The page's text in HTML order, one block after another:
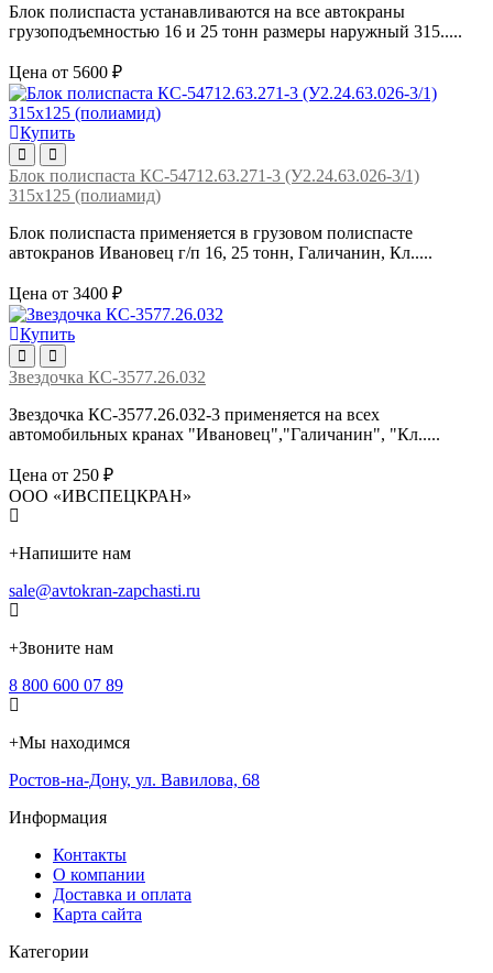
Блок полиспаста устанавливаются на все автокраны
грузоподъемностью 16 и 25 тонн размеры наружный 315.....
Цена от 5600 ₽
Купить
Блок полиспаста КС-54712.63.271-3 (У2.24.63.026-3/1)
315х125 (полиамид)
Блок полиспаста применяется в грузовом полиспасте
автокранов Ивановец г/п 16, 25 тонн, Галичанин, Кл.....
Цена от 3400 ₽
Купить
Звездочка КС-3577.26.032
Звездочка КС-3577.26.032-3 применяется на всех
автомобильных кранах "Ивановец","Галичанин", "Кл.....
Цена от 250 ₽
ООО «ИВСПЕЦКРАН»
+Напишите нам
sale@avtokran-zapchasti.ru
+Звоните нам
8 800 600 07 89
+Мы находимся
Ростов-на-Дону, ул. Вавилова, 68
Информация
Контакты
О компании
Доставка и оплата
Карта сайта
Категории